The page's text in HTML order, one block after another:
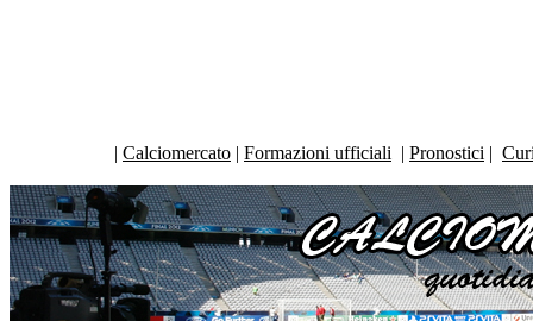
| Calciomercato | Formazioni ufficiali | Pronostici |